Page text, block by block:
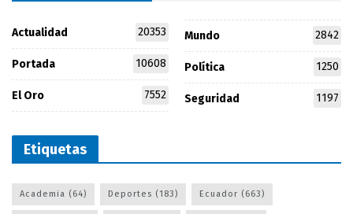
Actualidad 20353
Portada 10608
El Oro 7552
Mundo 2842
Política 1250
Seguridad 1197
Etiquetas
Academia (64) Deportes (183) Ecuador (663)